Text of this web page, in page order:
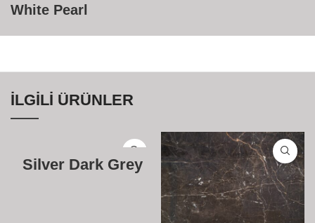
White Pearl
İLGILI ÜRÜNLER
Silver Dark Grey